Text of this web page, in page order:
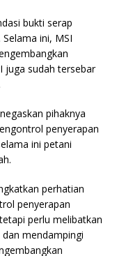
bukti serap
ini, MSI
juga sudah tersebar
pihaknya
penyerapan
ini petani
perhatian
penyerapan
perlu melibatkan
mendampingi